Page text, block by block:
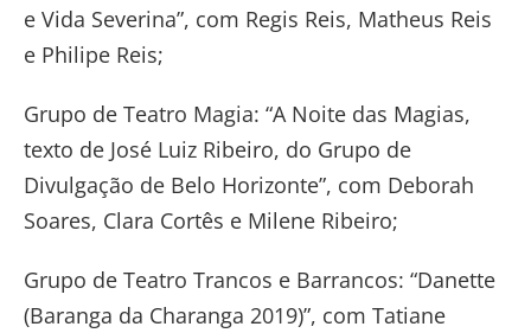
e Vida Severina”, com Regis Reis, Matheus Reis
e Philipe Reis;
Grupo de Teatro Magia: “A Noite das Magias,
texto de José Luiz Ribeiro, do Grupo de
Divulgação de Belo Horizonte”, com Deborah
Soares, Clara Cortês e Milene Ribeiro;
Grupo de Teatro Trancos e Barrancos: “Danette
(Baranga da Charanga 2019)”, com Tatiane